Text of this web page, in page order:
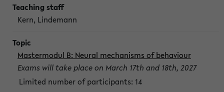
Kern, Lindemann
Mastermodul B: Neural mechanisms of behaviour
Exams will take place on March 17th and 18th, 2027
Limited number of participants: 14